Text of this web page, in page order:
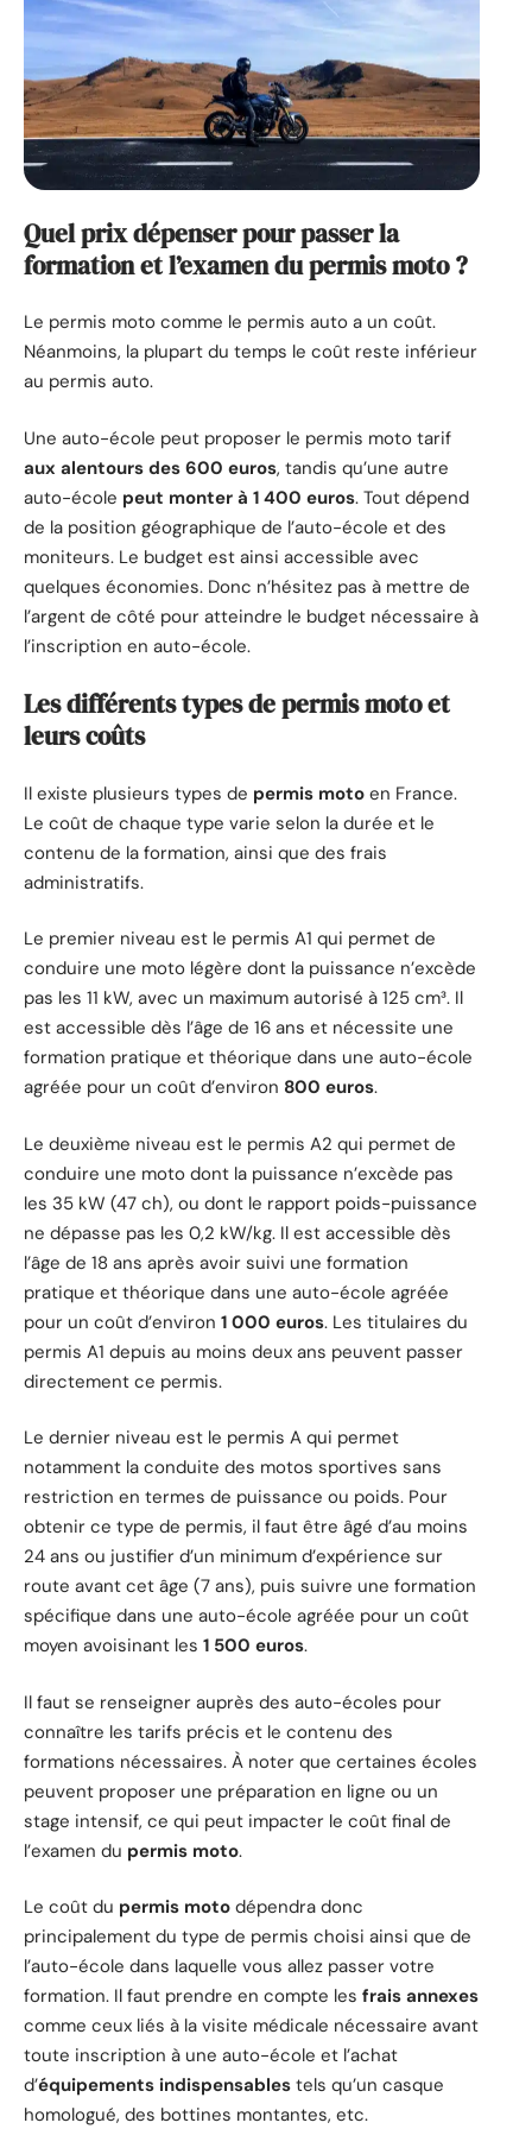
Quel prix dépenser pour passer la
formation et l’examen du permis moto ?
Le permis moto comme le permis auto a un coût.
Néanmoins, la plupart du temps le coût reste inférieur
au permis auto.
Une auto-école peut proposer le permis moto tarif
aux alentours des 600 euros, tandis qu’une autre
auto-école peut monter à 1 400 euros. Tout dépend
de la position géographique de l’auto-école et des
moniteurs. Le budget est ainsi accessible avec
quelques économies. Donc n’hésitez pas à mettre de
l’argent de côté pour atteindre le budget nécessaire à
l’inscription en auto-école.
Les différents types de permis moto et
leurs coûts
Il existe plusieurs types de permis moto en France.
Le coût de chaque type varie selon la durée et le
contenu de la formation, ainsi que des frais
administratifs.
Le premier niveau est le permis A1 qui permet de
conduire une moto légère dont la puissance n’excède
pas les 11 kW, avec un maximum autorisé à 125 cm³. Il
est accessible dès l’âge de 16 ans et nécessite une
formation pratique et théorique dans une auto-école
agréée pour un coût d’environ 800 euros.
Le deuxième niveau est le permis A2 qui permet de
conduire une moto dont la puissance n’excède pas
les 35 kW (47 ch), ou dont le rapport poids-puissance
ne dépasse pas les 0,2 kW/kg. Il est accessible dès
l’âge de 18 ans après avoir suivi une formation
pratique et théorique dans une auto-école agréée
pour un coût d’environ 1 000 euros. Les titulaires du
permis A1 depuis au moins deux ans peuvent passer
directement ce permis.
Le dernier niveau est le permis A qui permet
notamment la conduite des motos sportives sans
restriction en termes de puissance ou poids. Pour
obtenir ce type de permis, il faut être âgé d’au moins
24 ans ou justifier d’un minimum d’expérience sur
route avant cet âge (7 ans), puis suivre une formation
spécifique dans une auto-école agréée pour un coût
moyen avoisinant les 1 500 euros.
Il faut se renseigner auprès des auto-écoles pour
connaître les tarifs précis et le contenu des
formations nécessaires. À noter que certaines écoles
peuvent proposer une préparation en ligne ou un
stage intensif, ce qui peut impacter le coût final de
l’examen du permis moto.
Le coût du permis moto dépendra donc
principalement du type de permis choisi ainsi que de
l’auto-école dans laquelle vous allez passer votre
formation. Il faut prendre en compte les frais annexes
comme ceux liés à la visite médicale nécessaire avant
toute inscription à une auto-école et l’achat
d’équipements indispensables tels qu’un casque
homologué, des bottines montantes, etc.